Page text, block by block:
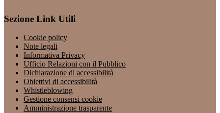
Sezione Link Utili
Cookie policy
Note legali
Informativa Privacy
Ufficio Relazioni con il Pubblico
Dichiarazione di accessibilità
Obiettivi di accessibilità
Whistleblowing
Gestione consensi cookie
Amministrazione trasparente